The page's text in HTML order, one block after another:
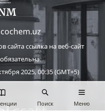
сайта ссылка на веб-сайт
обязательна.
2025, 00:35 (GMT+5)
Битрикс
Поиск Меню